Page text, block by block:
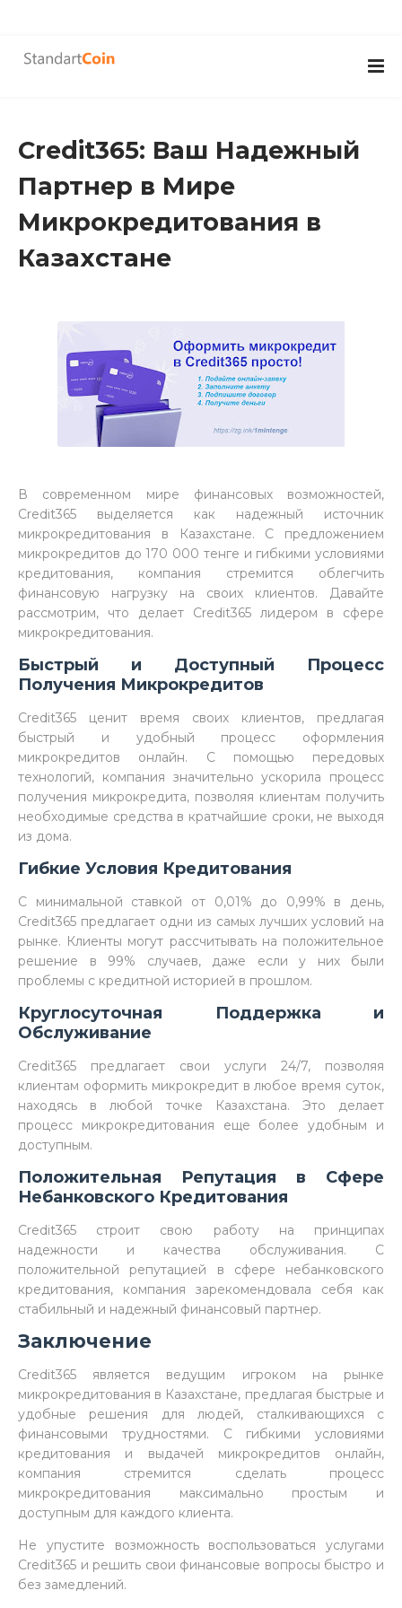
Credit365: Ваш Надежный
Партнер в Мире
Микрокредитования в
Казахстане
В современном мире финансовых возможностей,
Credit365 выделяется как надежный источник
микрокредитования в Казахстане. С предложением
микрокредитов до 170 000 тенге и гибкими условиями
кредитования, компания стремится облегчить
финансовую нагрузку на своих клиентов. Давайте
рассмотрим, что делает Credit365 лидером в сфере
микрокредитования.
Быстрый и Доступный Процесс
Получения Микрокредитов
Credit365 ценит время своих клиентов, предлагая
быстрый и удобный процесс оформления
микрокредитов онлайн. С помощью передовых
технологий, компания значительно ускорила процесс
получения микрокредита, позволяя клиентам получить
необходимые средства в кратчайшие сроки, не выходя
из дома.
Гибкие Условия Кредитования
С минимальной ставкой от 0,01% до 0,99% в день,
Credit365 предлагает одни из самых лучших условий на
рынке. Клиенты могут рассчитывать на положительное
решение в 99% случаев, даже если у них были
проблемы с кредитной историей в прошлом.
Круглосуточная Поддержка и
Обслуживание
Credit365 предлагает свои услуги 24/7, позволяя
клиентам оформить микрокредит в любое время суток,
находясь в любой точке Казахстана. Это делает
процесс микрокредитования еще более удобным и
доступным.
Положительная Репутация в Сфере
Небанковского Кредитования
Credit365 строит свою работу на принципах
надежности и качества обслуживания. С
положительной репутацией в сфере небанковского
кредитования, компания зарекомендовала себя как
стабильный и надежный финансовый партнер.
Заключение
Credit365 является ведущим игроком на рынке
микрокредитования в Казахстане, предлагая быстрые и
удобные решения для людей, сталкивающихся с
финансовыми трудностями. С гибкими условиями
кредитования и выдачей микрокредитов онлайн,
компания стремится сделать процесс
микрокредитования максимально простым и
доступным для каждого клиента.
Не упустите возможность воспользоваться услугами
Credit365 и решить свои финансовые вопросы быстро и
без замедлений.